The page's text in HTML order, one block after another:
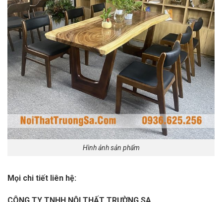
Hình ảnh sản phẩm
Mọi chi tiết liên hệ: